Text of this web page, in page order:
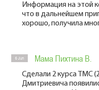
Информация на этой
что в дальнейшем
хорошо, получила
6 Jun Мама Пихтина В.
Сделали 2 курса ТМС
Дмитриевича